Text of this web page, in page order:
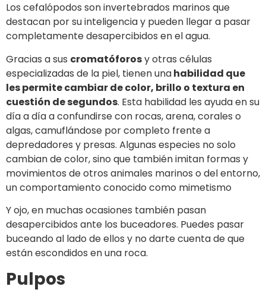
Los cefalópodos son invertebrados marinos que
destacan por su inteligencia y pueden llegar a pasar
completamente desapercibidos en el agua.
Gracias a sus cromatóforosy otras células
especializadas de la piel, tienen unahabilidad que
les permite cambiar de color, brillo o textura en
cuestión de segundos. Esta habilidad les ayuda en su
día a día a confundirse con rocas, arena, corales o
algas, camuflándose por completo frente a
depredadores y presas. Algunas especies no solo
cambian de color, sino que también imitan formas y
movimientos de otros animales marinos o del entorno,
un comportamiento conocido como mimetismo
Y ojo, en muchas ocasiones también pasan
desapercibidos ante los buceadores. Puedes pasar
buceando al lado de ellos y no darte cuenta de que
están escondidos en una roca.
Pulpos